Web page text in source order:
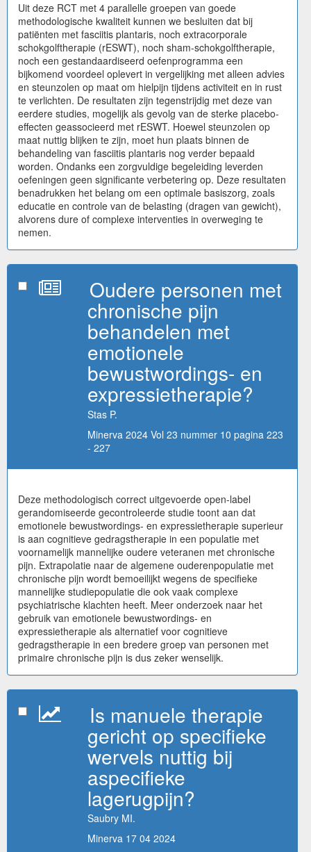
Uit deze RCT met 4 parallelle groepen van goede
methodologische kwaliteit kunnen we besluiten dat bij
patiënten met fasciitis plantaris, noch extracorporale
schokgolftherapie (rESWT), noch sham-schokgolftherapie,
noch een gestandaardiseerd oefenprogramma een
bijkomend voordeel oplevert in vergelijking met alleen advies
en steunzolen op maat om hielpijn tijdens activiteit en in rust
te verlichten. De resultaten zijn tegenstrijdig met deze van
eerdere studies, mogelijk als gevolg van de sterke placebo-
effecten geassocieerd met rESWT. Hoewel steunzolen op
maat nuttig blijken te zijn, moet hun plaats binnen de
behandeling van fasciitis plantaris nog verder bepaald
worden. Ondanks een zorgvuldige begeleiding leverden
oefeningen geen significante verbetering op. Deze resultaten
benadrukken het belang om een optimale basiszorg, zoals
educatie en controle van de belasting (dragen van gewicht),
alvorens dure of complexe interventies in overweging te
nemen.
Oudere personen met
chronische pijn
behandelen met
emotionele
bewustwordings- en
expressietherapie?
Stas P.
Minerva 2024 Vol 23 nummer 10 pagina 223
- 227
Deze methodologisch correct uitgevoerde open-label
gerandomiseerde gecontroleerde studie toont aan dat
emotionele bewustwordings- en expressietherapie superieur
is aan cognitieve gedragstherapie in een populatie met
voornamelijk mannelijke oudere veteranen met chronische
pijn. Extrapolatie naar de algemene ouderenpopulatie met
chronische pijn wordt bemoeilijkt wegens de specifieke
mannelijke studiepopulatie die ook vaak complexe
psychiatrische klachten heeft. Meer onderzoek naar het
gebruik van emotionele bewustwordings- en
expressietherapie als alternatief voor cognitieve
gedragstherapie in een bredere groep van personen met
primaire chronische pijn is dus zeker wenselijk.
Is manuele therapie
gericht op specifieke
wervels nuttig bij
aspecifieke
lagerugpijn?
Saubry MI.
Minerva 17 04 2024